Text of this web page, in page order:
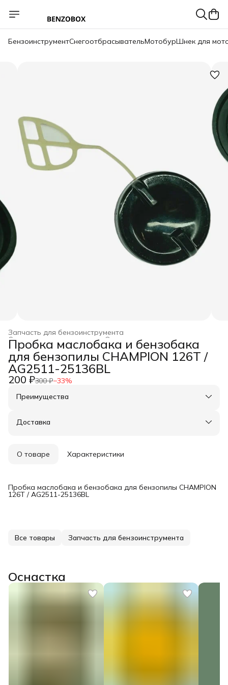
БензоинструментСнегоотбрасывательМотобурШнек для
Запчасть для бензоинструмента
Оснастка для инструмента
Строительство и ремонт ›
Главная ›
Пробка маслобака и бензобака
для бензопилы CHAMPION 126T /
AG2511-25136BL
200 ₽300 ₽−33%
Преимущества
Оплата частями в Сплит
Удобный возврат
Доставка
О товаре Характеристики
Пробка маслобака и бензобака для бензопилы CHAMPION
126T / AG2511-25136BL
Все товары Запчасть для бензоинструмента
Оснастка